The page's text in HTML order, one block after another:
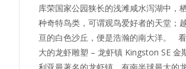
库荣国家公园狭长的浅滩咸水泻湖中，
种奇特鸟类，可谓观鸟爱好者的天堂；
亘的白色沙丘，便是浩瀚的南大洋。
大的龙虾雕塑 – 龙虾镇 Kingston SE 金